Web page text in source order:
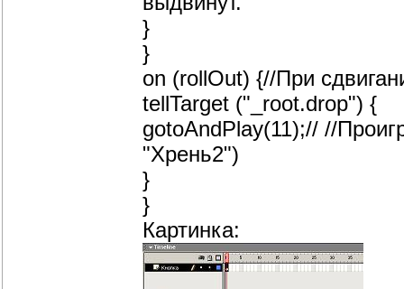
}
}
on (rollOut) {//При
tellTarget ("_root.drop") {
gotoAndPlay(11);// //
"Хрень2")
}
}
Картинка: